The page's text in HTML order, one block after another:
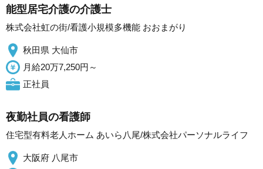
能型居宅介護の介護士
株式会社虹の街/看護小規模多機能 おおまがり
秋田県 大仙市
月給20万7,250円～
正社員
夜勤社員の看護師
住宅型有料老人ホーム あいら八尾/株式会社パーソナルライフ
大阪府 八尾市